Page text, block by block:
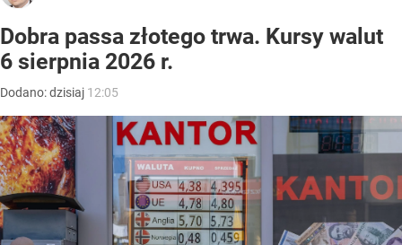
Dobra passa złotego trwa. Kursy walut
6 sierpnia 2026 r.
Dodano:dzisiaj 12:05